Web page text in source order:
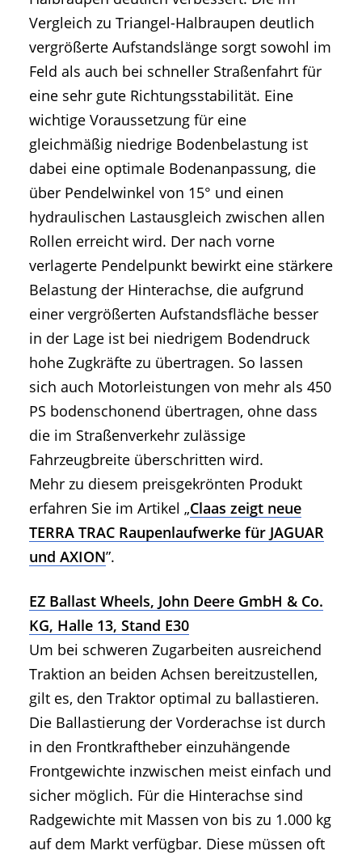
Vergleich zu Triangel-Halbraupen deutlich
vergrößerte Aufstandslänge sorgt sowohl im
Feld als auch bei schneller Straßenfahrt für
eine sehr gute Richtungsstabilität. Eine
wichtige Voraussetzung für eine
gleichmäßig niedrige Bodenbelastung ist
dabei eine optimale Bodenanpassung, die
über Pendelwinkel von 15° und einen
hydraulischen Lastausgleich zwischen allen
Rollen erreicht wird. Der nach vorne
verlagerte Pendelpunkt bewirkt eine stärkere
Belastung der Hinterachse, die aufgrund
einer vergrößerten Aufstandsfläche besser
in der Lage ist bei niedrigem Bodendruck
hohe Zugkräfte zu übertragen. So lassen
sich auch Motorleistungen von mehr als 450
PS bodenschonend übertragen, ohne dass
die im Straßenverkehr zulässige
Fahrzeugbreite überschritten wird.
Mehr zu diesem preisgekrönten Produkt
erfahren Sie im Artikel „Claas zeigt neue
TERRA TRAC Raupenlaufwerke für JAGUAR
und AXION”.
EZ Ballast Wheels, John Deere GmbH & Co.
KG, Halle 13, Stand E30
Um bei schweren Zugarbeiten ausreichend
Traktion an beiden Achsen bereitzustellen,
gilt es, den Traktor optimal zu ballastieren.
Die Ballastierung der Vorderachse ist durch
in den Frontkraftheber einzuhängende
Frontgewichte inzwischen meist einfach und
sicher möglich. Für die Hinterachse sind
Radgewichte mit Massen von bis zu 1.000 kg
auf dem Markt verfügbar. Diese müssen oft